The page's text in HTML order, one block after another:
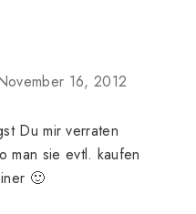
16, 2012
Du mir verraten
man sie evtl. kaufen
🙂